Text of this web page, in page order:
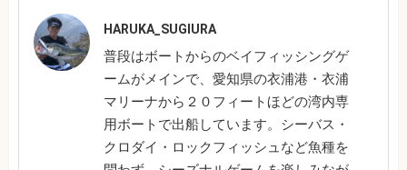
HARUKA_SUGIURA
普段はボートからのベイフィッシングゲ
ームがメインで、愛知県の衣浦港・衣浦
マリーナから２０フィートほどの湾内専
用ボートで出船しています。シーバス・
クロダイ・ロックフィッシュなど魚種を